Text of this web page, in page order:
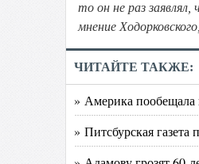
то он не раз
мнение
ЧИТАЙТЕ ТАКЖЕ:
» Америка пообещала
» Питсбурская